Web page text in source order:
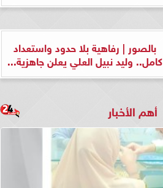
بالصور | رفاهية بلا حدود واستعداد
كامل.. وليد نبيل العلي يعلن جاهزية...
أهم الأخبار